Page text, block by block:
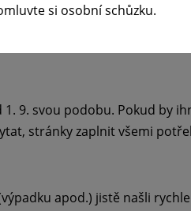
zda již platba na účtech
9. svou podobu. Pokud by
stránky zaplnit všemi
apod.) jistě našli
si osobní schůzku.